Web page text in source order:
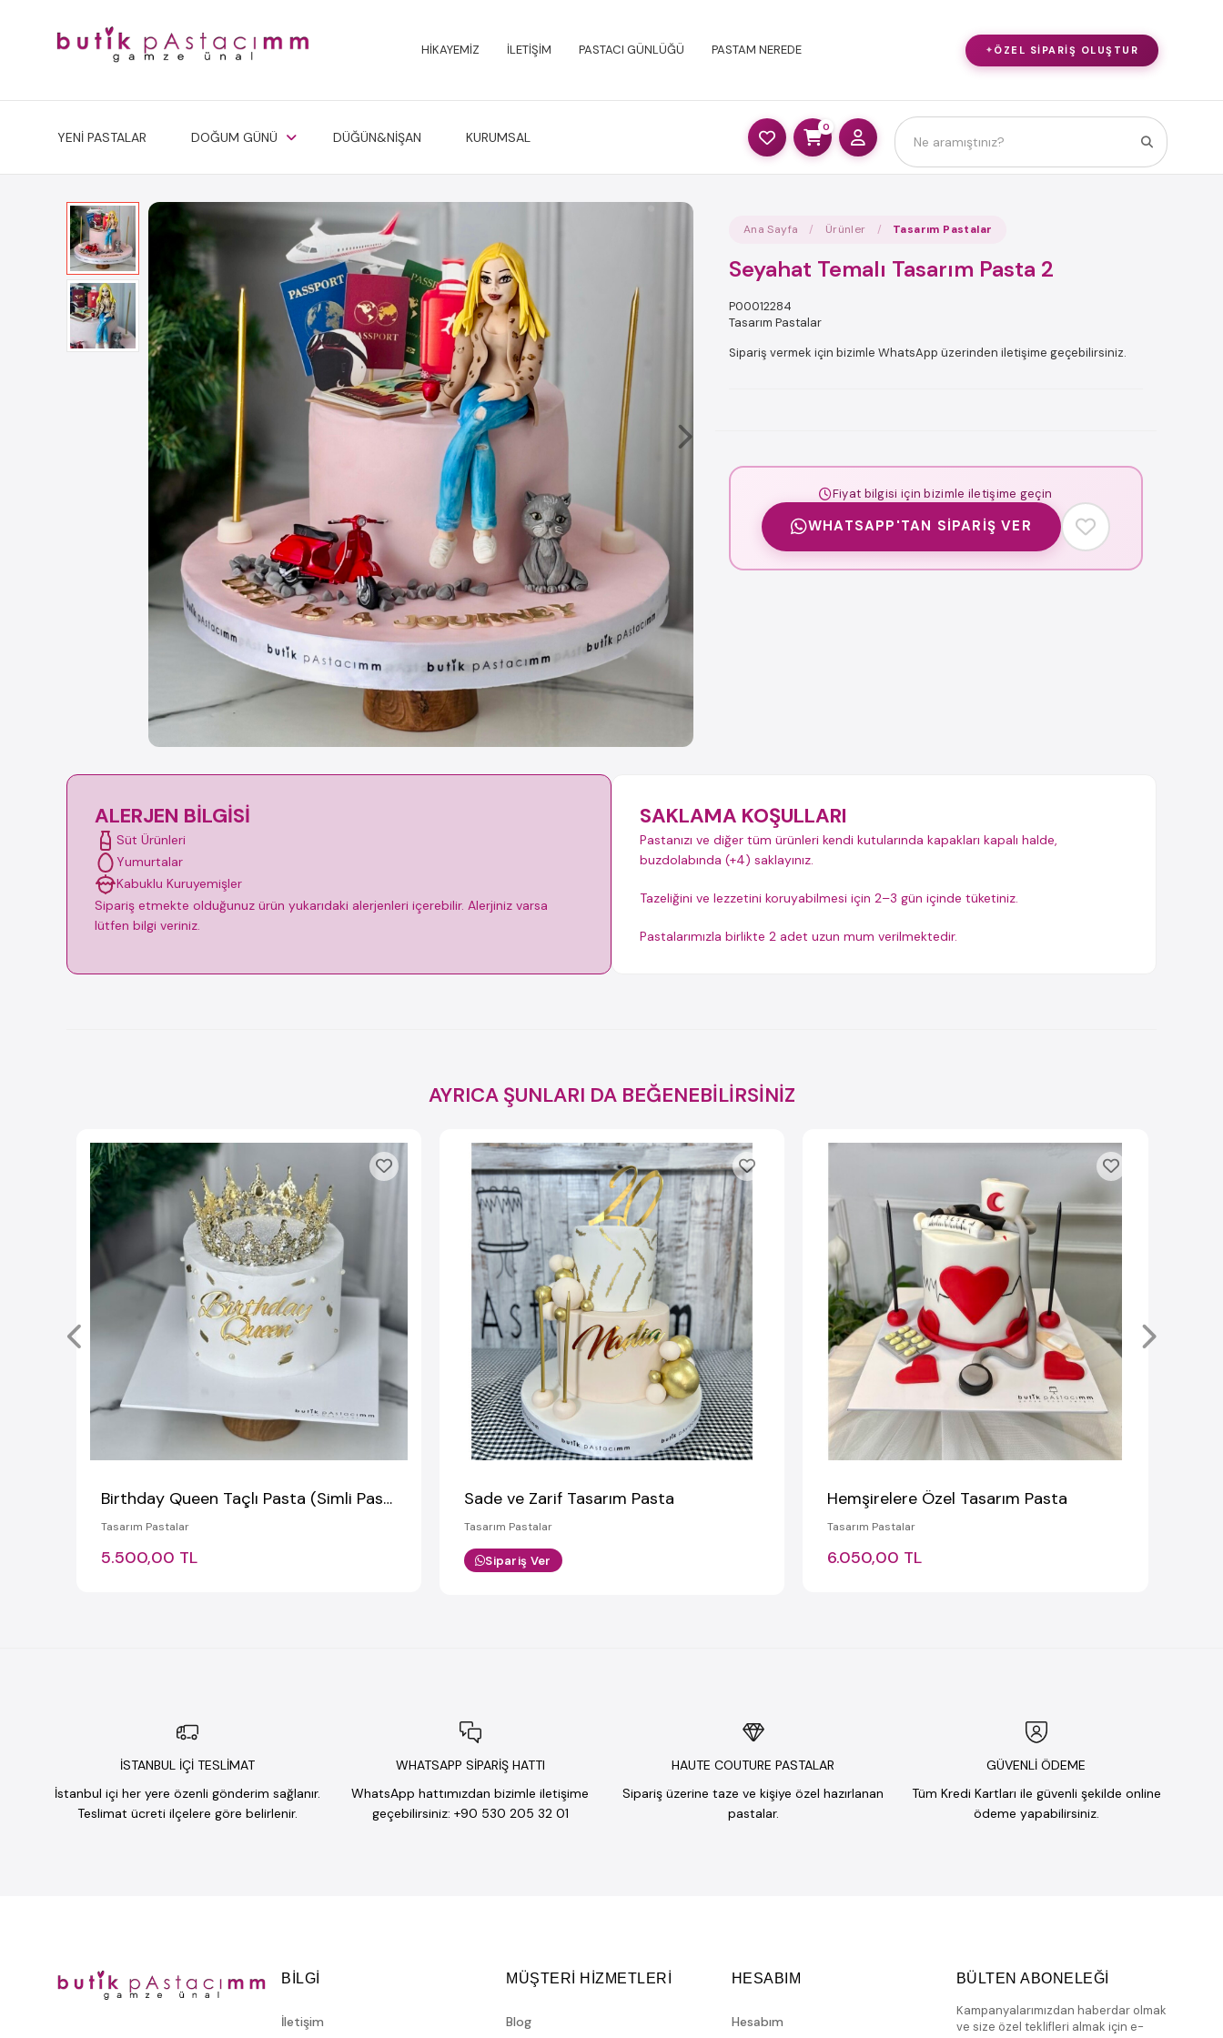
HİKAYEMİZ İLETİŞİM PASTACI GÜNLÜĞÜ PASTAM NEREDE ÖZEL SIPARIŞ OLUŞTUR
YENİ PASTALAR DOĞUM GÜNÜ DÜĞÜN&NİŞAN KURUMSAL
0
Ana Sayfa Ürünler Tasarım Pastalar
Seyahat Temalı Tasarım Pasta 2
P00012284
Tasarım Pastalar
Sipariş vermek için bizimle WhatsApp üzerinden iletişime geçebilirsiniz.
Fiyat bilgisi için bizimle iletişime geçin
WHATSAPP'TAN SIPARIŞ VER
ALERJEN BILGISI
Süt Ürünleri
Yumurtalar
Kabuklu Kuruyemişler
Sipariş etmekte olduğunuz ürün yukarıdaki alerjenleri içerebilir. Alerjiniz varsa
lütfen bilgi veriniz.
SAKLAMA KOŞULLARI
Pastanızı ve diğer tüm ürünleri kendi kutularında kapakları kapalı halde,
buzdolabında (+4) saklayınız.
Tazeliğini ve lezzetini koruyabilmesi için 2–3 gün içinde tüketiniz.
Pastalarımızla birlikte 2 adet uzun mum verilmektedir.
AYRICA ŞUNLARI DA BEĞENEBİLİRSİNİZ
Birthday Queen Taçlı Pasta (Simli Pasta Üfleme)
Tasarım Pastalar
5.500,00 TL
Sade ve Zarif Tasarım Pasta
Tasarım Pastalar
Sipariş Ver
Hemşirelere Özel Tasarım Pasta
Tasarım Pastalar
6.050,00 TL
İSTANBUL İÇİ TESLİMAT
İstanbul içi her yere özenli gönderim sağlanır.
Teslimat ücreti ilçelere göre belirlenir.
WHATSAPP SİPARİŞ HATTI
WhatsApp hattımızdan bizimle iletişime
geçebilirsiniz: +90 530 205 32 01
HAUTE COUTURE PASTALAR
Sipariş üzerine taze ve kişiye özel hazırlanan
pastalar.
GÜVENLİ ÖDEME
Tüm Kredi Kartları ile güvenli şekilde online
ödeme yapabilirsiniz.
BILGI
İletişim
MÜŞTERİ HİZMETLERİ
Blog
HESABIM
Hesabım
BÜLTEN ABONELEĞİ
Kampanyalarımızdan haberdar olmak
ve size özel teklifleri almak için e-